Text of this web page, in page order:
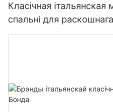
Класічная
спальні для